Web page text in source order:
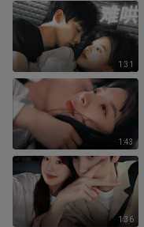
1:31
1:43
1:36